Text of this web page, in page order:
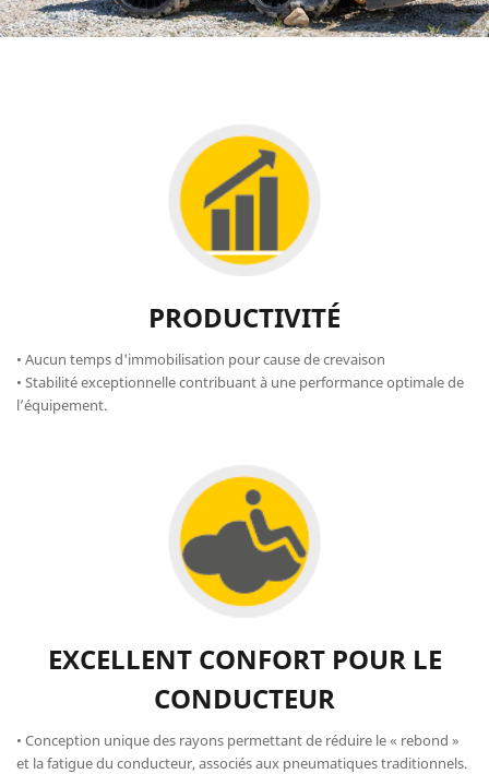
PRODUCTIVITÉ
• Aucun temps d'immobilisation pour cause de crevaison
• Stabilité exceptionnelle contribuant à une performance optimale de
l’équipement.
EXCELLENT CONFORT POUR LE
CONDUCTEUR
• Conception unique des rayons permettant de réduire le « rebond »
et la fatigue du conducteur, associés aux pneumatiques traditionnels.